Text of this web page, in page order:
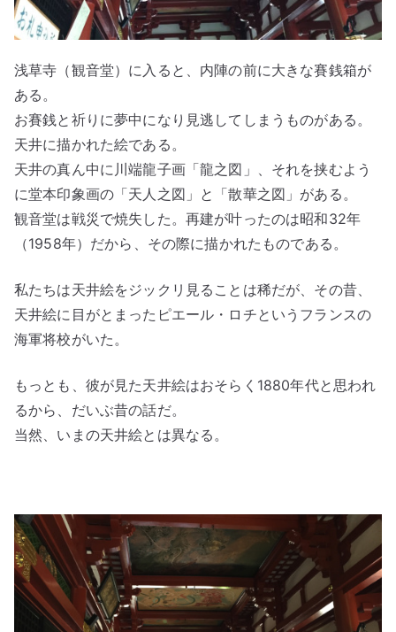
浅草寺（観音堂）に入ると、内陣の前に大きな賽銭箱が
ある。
お賽銭と祈りに夢中になり見逃してしまうものがある。
天井に描かれた絵である。
天井の真ん中に川端龍子画「龍之図」、それを挟むよう
に堂本印象画の「天人之図」と「散華之図」がある。
観音堂は戦災で焼失した。再建が叶ったのは昭和32年
（1958年）だから、その際に描かれたものである。
私たちは天井絵をジックリ見ることは稀だが、その昔、
天井絵に目がとまったピエール・ロチというフランスの
海軍将校がいた。
もっとも、彼が見た天井絵はおそらく1880年代と思われ
るから、だいぶ昔の話だ。
当然、いまの天井絵とは異なる。